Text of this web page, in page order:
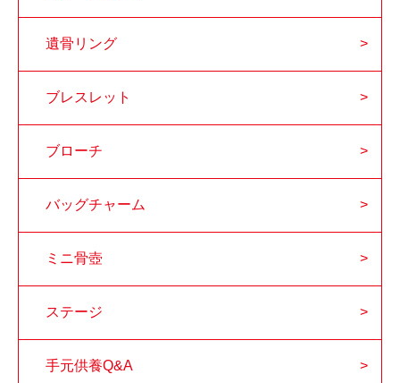
遺骨リング
ブレスレット
ブローチ
バッグチャーム
ミニ骨壺
ステージ
手元供養Q&A